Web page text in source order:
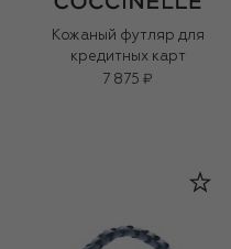
Кожаный футляр для
кредитных карт
7 875 ₽